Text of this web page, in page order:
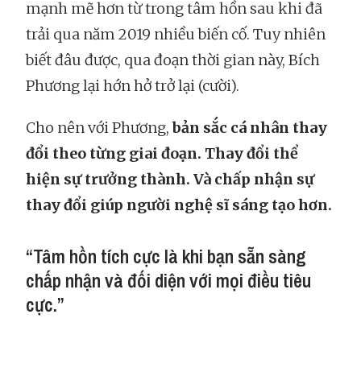
mạnh mẽ hơn từ trong tâm hồn sau khi đã
trải qua năm 2019 nhiều biến cố. Tuy nhiên
biết đâu được, qua đoạn thời gian này, Bích
Phương lại hớn hở trở lại (cười).
Cho nên với Phương,bản sắc cá nhân thay
đổi theo từng giai đoạn. Thay đổi thể
hiện sự trưởng thành. Và chấp nhận sự
thay đổi giúp người nghệ sĩ sáng tạo hơn.
“Tâm hồn tích cực là khi bạn sẵn sàng
chấp nhận và đối diện với mọi điều tiêu
cực.”